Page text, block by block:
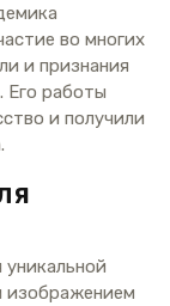
во многих
и признания
Его работы
и получили
изображением